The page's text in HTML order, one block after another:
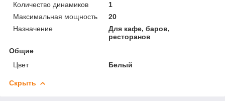
Количество динамиков
1
Максимальная мощность
20
Назначение
Для кафе, баров,
ресторанов
Общие
Цвет
Белый
Скрыть